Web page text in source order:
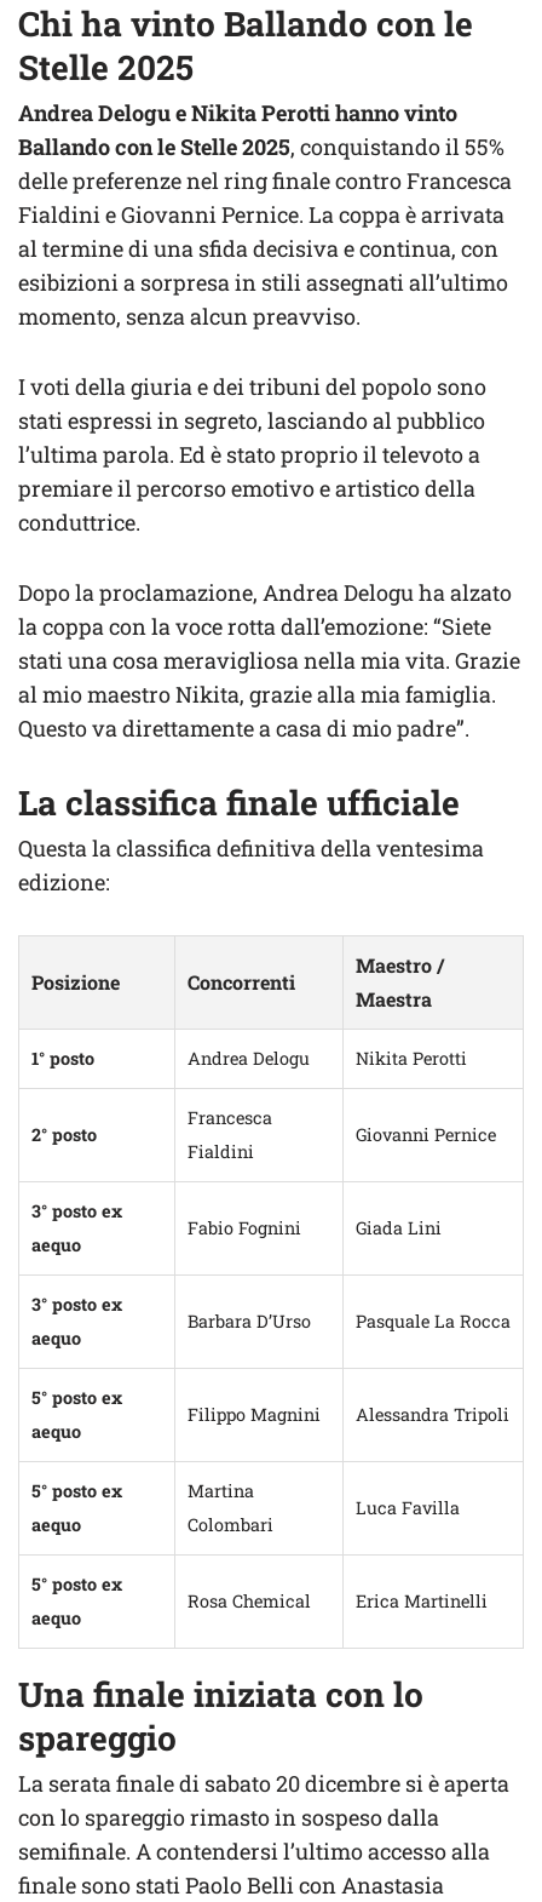
Chi ha vinto Ballando con le
Stelle 2025
Andrea Delogu e Nikita Perotti hanno vinto
Ballando con le Stelle 2025, conquistando il 55%
delle preferenze nel ring finale contro Francesca
Fialdini e Giovanni Pernice. La coppa è arrivata
al termine di una sfida decisiva e continua, con
esibizioni a sorpresa in stili assegnati all’ultimo
momento, senza alcun preavviso.
I voti della giuria e dei tribuni del popolo sono
stati espressi in segreto, lasciando al pubblico
l’ultima parola. Ed è stato proprio il televoto a
premiare il percorso emotivo e artistico della
conduttrice.
Dopo la proclamazione, Andrea Delogu ha alzato
la coppa con la voce rotta dall’emozione: “Siete
stati una cosa meravigliosa nella mia vita. Grazie
al mio maestro Nikita, grazie alla mia famiglia.
Questo va direttamente a casa di mio padre”.
La classifica finale ufficiale
Questa la classifica definitiva della ventesima
edizione:
Posizione Concorrenti
Maestro /
Maestra
1° posto Andrea Delogu Nikita Perotti
2° posto
Francesca
Fialdini
Giovanni Pernice
3° posto ex
aequo
Fabio Fognini Giada Lini
3° posto ex
aequo
Barbara D’Urso Pasquale La Rocca
5° posto ex
aequo
Filippo Magnini Alessandra Tripoli
5° posto ex
aequo
Martina
Colombari
Luca Favilla
5° posto ex
aequo
Rosa Chemical Erica Martinelli
Una finale iniziata con lo
spareggio
La serata finale di sabato 20 dicembre si è aperta
con lo spareggio rimasto in sospeso dalla
semifinale. A contendersi l’ultimo accesso alla
finale sono stati Paolo Belli con Anastasia